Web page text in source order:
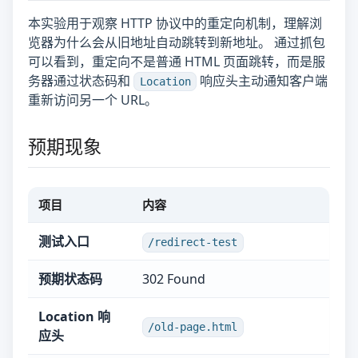
本实验用于观察 HTTP 协议中的重定向机制，理解浏
览器为什么会从旧地址自动跳转到新地址。 通过抓包
可以看到，重定向不是普通 HTML 页面跳转，而是服
务器通过状态码和 Location 响应头主动通知客户端
重新访问另一个 URL。
预期现象
项目 内容
测试入口 /redirect-test
预期状态码 302 Found
Location 响
应头
/old-page.html